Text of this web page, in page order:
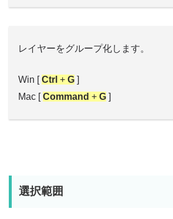
レイヤーをグループ化します。
Win [Ctrl + G ]
Mac [Command + G ]
選択範囲